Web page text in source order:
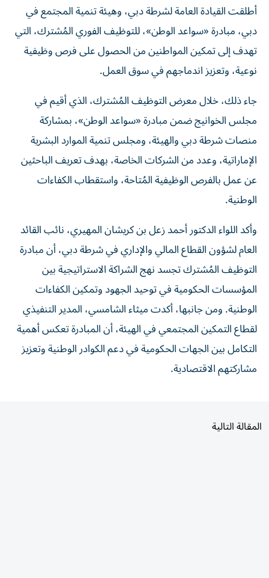
أطلقت القيادة العامة لشرطة دبي، وهيئة تنمية المجتمع في
دبي، مبادرة «سواعد الوطن»، للتوظيف الفوري المُشترك، التي
تهدف إلى تمكين المواطنين من الحصول على فرص وظيفية
نوعية، وتعزيز اندماجهم في سوق العمل.
جاء ذلك، خلال معرض التوظيف المُشترك، الذي أقيم في
مجلس الخوانيج ضمن مبادرة «سواعد الوطن»، بمشاركة
منصات شرطة دبي والهيئة، ومجلس تنمية الموارد البشرية
الإماراتية، وعدد من الشركات الخاصة، بهدف تعريف الباحثين
عن عمل بالفرص الوظيفية المُتاحة، واستقطاب الكفاءات
الوطنية.
وأكد اللواء الدكتور أحمد زعل بن كريشان المهيري، نائب القائد
العام لشؤون القطاع المالي والإداري في شرطة دبي، أن مبادرة
التوظيف المُشترك تجسد نهج الشراكة الاستراتيجية بين
المؤسسات الحكومية في توحيد الجهود وتمكين الكفاءات
الوطنية. ومن جانبها، أكدت ميثاء الشامسي، المدير التنفيذي
لقطاع التمكين المجتمعي في الهيئة، أن المبادرة تعكس أهمية
التكامل بين الجهات الحكومية في دعم الكوادر الوطنية وتعزيز
مشاركتهم الاقتصادية.
المقالة التالية